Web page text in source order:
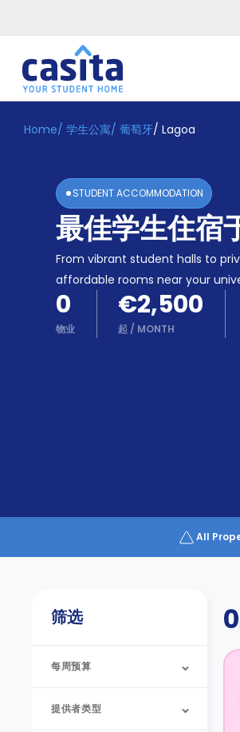
Home ZH EUR
入
Booking
Accommodation
Become
Home/ 学生公寓/ 葡萄牙/ Lagoa
STUDENT ACCOMMODATION
最佳学生住宿
From vibrant student halls to
affordable rooms near your
0
物业
€2,500
起 / MONTH
All
筛选
每周预算
提供者类型
0